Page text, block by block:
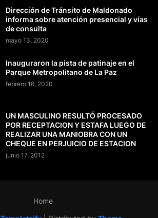
Dirección de Tránsito de Maldonado
informa sobre atención presencial y vías
de consulta
mayo 13, 2020
Inauguraron la pista de patinaje en el
Parque Metropolitano de La Paz
febrero 16, 2020
UN MASCULINO RESULTÓ PROCESADO
POR RECEPTACION Y ESTAFA LUEGO DE
REALIZAR UNA MANIOBRA CON UN
CHEQUE EN PERJUICIO DE ESTACION
junio 17, 2012
Home